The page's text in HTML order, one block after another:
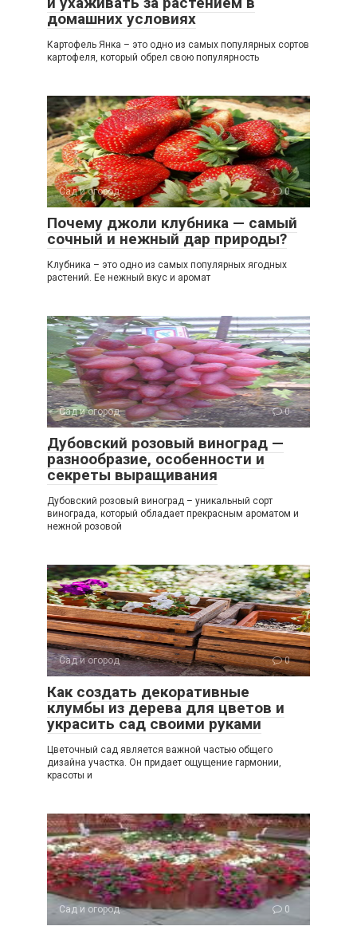
домашних условиях
Картофель Янка – это одно из самых популярных сортов
картофеля, который обрел свою популярность
Сад и огород 0
Почему джоли клубника — самый
сочный и нежный дар природы?
Клубника – это одно из самых популярных ягодных
растений. Ее нежный вкус и аромат
Сад и огород 0
Дубовский розовый виноград —
разнообразие, особенности и
секреты выращивания
Дубовский розовый виноград – уникальный сорт
винограда, который обладает прекрасным ароматом и
нежной розовой
Сад и огород 0
Как создать декоративные
клумбы из дерева для цветов и
украсить сад своими руками
Цветочный сад является важной частью общего
дизайна участка. Он придает ощущение гармонии,
красоты и
Сад и огород 0